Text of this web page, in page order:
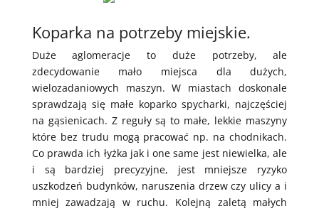
Koparka na potrzeby miejskie.
Duże aglomeracje to duże potrzeby, ale
zdecydowanie mało miejsca dla dużych,
wielozadaniowych maszyn. W miastach doskonale
sprawdzają się małe koparko spycharki, najczęściej
na gąsienicach. Z reguły są to małe, lekkie maszyny
które bez trudu mogą pracować np. na chodnikach.
Co prawda ich łyżka jak i one same jest niewielka, ale
i są bardziej precyzyjne, jest mniejsze ryzyko
uszkodzeń budynków, naruszenia drzew czy ulicy a i
mniej zawadzają w ruchu. Kolejną zaletą małych